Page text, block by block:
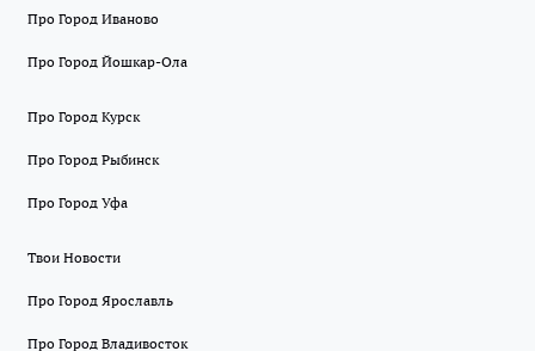
Про Город Иваново
Про Город Йошкар-Ола
Про Город Курск
Про Город Рыбинск
Про Город Уфа
Твои Новости
Про Город Ярославль
Про Город Владивосток